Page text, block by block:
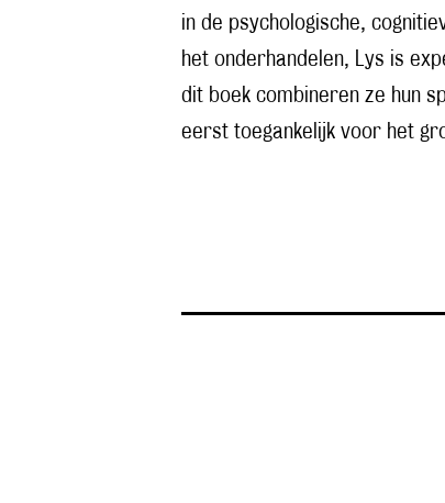
in de psychologische,
het onderhandelen, Lys is
dit boek combineren ze hun
eerst toegankelijk voor het